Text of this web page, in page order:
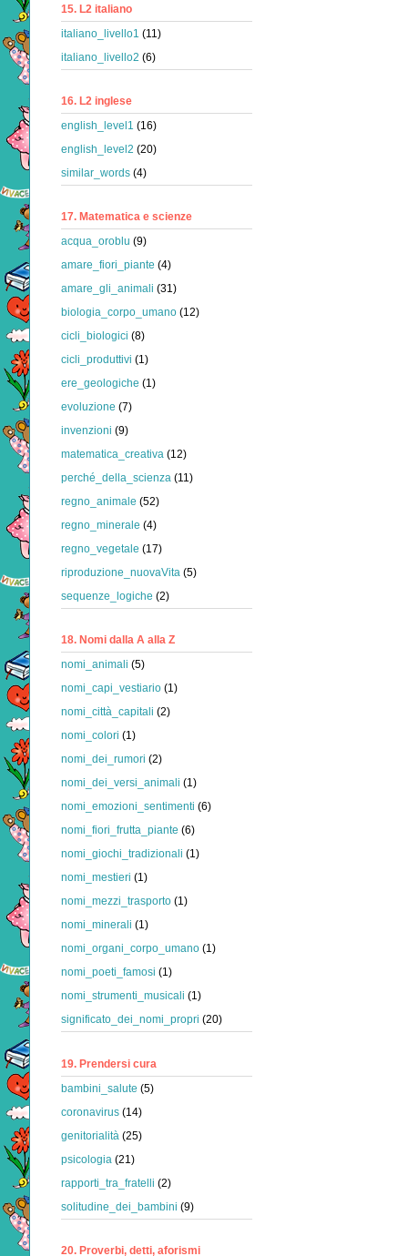
15. L2 italiano
italiano_livello1 (11)
italiano_livello2 (6)
16. L2 inglese
english_level1 (16)
english_level2 (20)
similar_words (4)
17. Matematica e scienze
acqua_oroblu (9)
amare_fiori_piante (4)
amare_gli_animali (31)
biologia_corpo_umano (12)
cicli_biologici (8)
cicli_produttivi (1)
ere_geologiche (1)
evoluzione (7)
invenzioni (9)
matematica_creativa (12)
perché_della_scienza (11)
regno_animale (52)
regno_minerale (4)
regno_vegetale (17)
riproduzione_nuovaVita (5)
sequenze_logiche (2)
18. Nomi dalla A alla Z
nomi_animali (5)
nomi_capi_vestiario (1)
nomi_città_capitali (2)
nomi_colori (1)
nomi_dei_rumori (2)
nomi_dei_versi_animali (1)
nomi_emozioni_sentimenti (6)
nomi_fiori_frutta_piante (6)
nomi_giochi_tradizionali (1)
nomi_mestieri (1)
nomi_mezzi_trasporto (1)
nomi_minerali (1)
nomi_organi_corpo_umano (1)
nomi_poeti_famosi (1)
nomi_strumenti_musicali (1)
significato_dei_nomi_propri (20)
19. Prendersi cura
bambini_salute (5)
coronavirus (14)
genitorialità (25)
psicologia (21)
rapporti_tra_fratelli (2)
solitudine_dei_bambini (9)
20. Proverbi, detti, aforismi